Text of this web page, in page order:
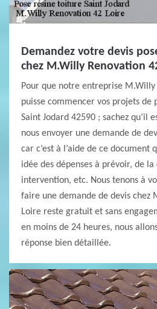
Demandez votre devis
chez M.Willy Renovation
Pour que notre entreprise
puisse commencer vos projets de
Saint Jodard 42590 ; sachez qu’il
nous envoyer une demande de
car c’est à l’aide de ce document
idée des dépenses à prévoir, de
intervention, etc. Nous tenons à
faire une demande de devis chez
Loire reste gratuit et sans
en moins de 24 heures, nous
réponse bien détaillée.